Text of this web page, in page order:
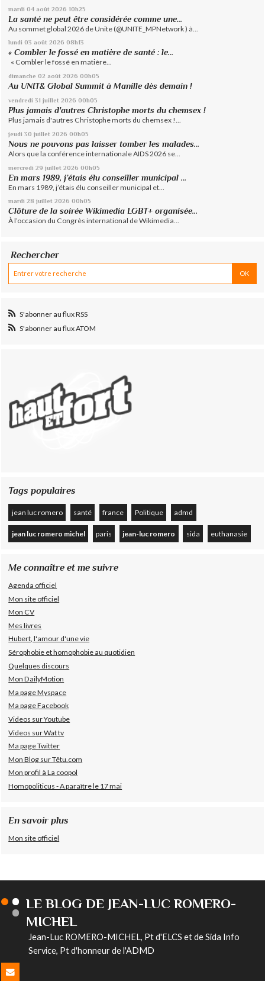
mardi 04 août 2026 10h25
La santé ne peut être considérée comme une...
Au sommet global 2026 de Unite (@UNITE_MPNetwork ) à...
lundi 03 août 2026 08h13
« Combler le fossé en matière de santé : le...
« Combler le fossé en matière...
dimanche 02 août 2026 00h05
Au UNIT& Global Summit à Manille dès demain !
vendredi 31 juillet 2026 00h05
Plus jamais d'autres Christophe morts du chemsex !
Plus jamais d'autres Christophe morts du chemsex !...
jeudi 30 juillet 2026 00h05
Nous ne pouvons pas laisser tomber les malades...
Alors que la conférence internationale AIDS 2026 se...
mercredi 29 juillet 2026 00h05
En mars 1989, j’étais élu conseiller municipal ...
En mars 1989, j’étais élu conseiller municipal et...
mardi 28 juillet 2026 00h05
Clôture de la soirée Wikimedia LGBT+ organisée...
À l’occasion du Congrès international de Wikimedia...
Rechercher
S'abonner au flux RSS
S'abonner au flux ATOM
Tags populaires
jean luc romero santé france Politique admd
jean luc romero michel paris jean-luc romero sida euthanasie
Me connaître et me suivre
Agenda officiel
Mon site officiel
Mon CV
Mes livres
Hubert, l'amour d'une vie
Sérophobie et homophobie au quotidien
Quelques discours
Mon DailyMotion
Ma page Myspace
Ma page Facebook
Videos sur Youtube
Videos sur Wat tv
Ma page Twitter
Mon Blog sur Têtu.com
Mon profil à La coopol
Homopoliticus - A paraître le 17 mai
En savoir plus
Mon site officiel
LE BLOG DE JEAN-LUC ROMERO-
MICHEL
Jean-Luc ROMERO-MICHEL, Pt d'ELCS et de Sida Info
Service, Pt d'honneur de l'ADMD